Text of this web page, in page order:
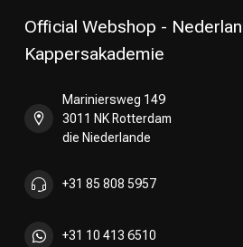
Official Webshop -
Kappersakademie
Mariniersweg 149
3011 NK Rotterdam
die Niederlande
+31 85 808 5957
+31 10 413 6510